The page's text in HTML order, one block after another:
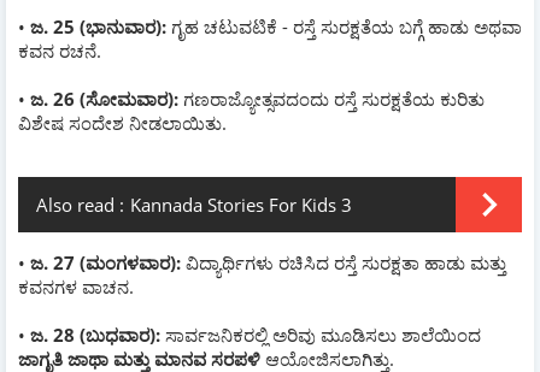
• ಜ. 25 (ಭಾನುವಾರ): ಗೃಹ ಚಟುವಟಿಕೆ - ರಸ್ತೆ ಸುರಕ್ಷತೆಯ ಬಗ್ಗೆ ಹಾಡು ಅಥವಾ
ಕವನ ರಚನೆ.
• ಜ. 26 (ಸೋಮವಾರ): ಗಣರಾಜ್ಯೋತ್ಸವದಂದು ರಸ್ತೆ ಸುರಕ್ಷತೆಯ ಕುರಿತು
ವಿಶೇಷ ಸಂದೇಶ ನೀಡಲಾಯಿತು.
Also read : Kannada Stories For Kids 3
• ಜ. 27 (ಮಂಗಳವಾರ): ವಿದ್ಯಾರ್ಥಿಗಳು ರಚಿಸಿದ ರಸ್ತೆ ಸುರಕ್ಷತಾ ಹಾಡು ಮತ್ತು
ಕವನಗಳ ವಾಚನ.
• ಜ. 28 (ಬುಧವಾರ): ಸಾರ್ವಜನಿಕರಲ್ಲಿ ಅರಿವು ಮೂಡಿಸಲು ಶಾಲೆಯಿಂದ
ಜಾಗೃತಿ ಜಾಥಾ ಮತ್ತು ಮಾನವ ಸರಪಳಿ ಆಯೋಜಿಸಲಾಗಿತ್ತು.